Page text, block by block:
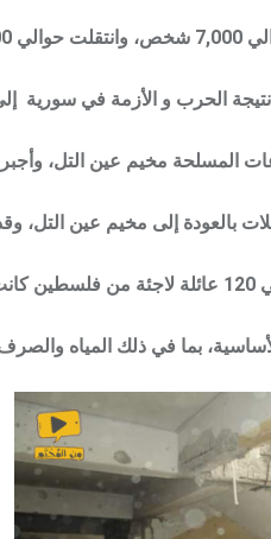
مخيم النيرب.
نتيجة الحرب و الأزمة في سورية
واعتباراً من 2020/2021، تم إحراز تقدم كبيرعلى صعيد استعادة خدمات المياه